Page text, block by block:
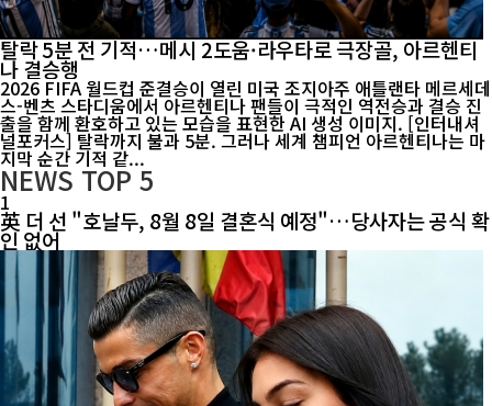
탈락 5분 전 기적…메시 2도움·라우타로 극장골, 아르헨티
나 결승행
2026 FIFA 월드컵 준결승이 열린 미국 조지아주 애틀랜타 메르세데
스-벤츠 스타디움에서 아르헨티나 팬들이 극적인 역전승과 결승 진
출을 함께 환호하고 있는 모습을 표현한 AI 생성 이미지. [인터내셔
널포커스] 탈락까지 불과 5분. 그러나 세계 챔피언 아르헨티나는 마
지막 순간 기적 같...
NEWS TOP 5
1
英 더 선 "호날두, 8월 8일 결혼식 예정"…당사자는 공식 확
인 없어